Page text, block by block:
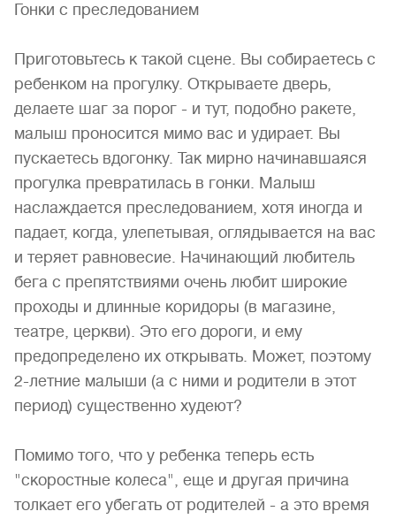
Гонки с преследованием
Приготовьтесь к такой сцене. Вы собираетесь с
ребенком на прогулку. Открываете дверь,
делаете шаг за порог - и тут, подобно ракете,
малыш проносится мимо вас и удирает. Вы
пускаетесь вдогонку. Так мирно начинавшаяся
прогулка превратилась в гонки. Малыш
наслаждается преследованием, хотя иногда и
падает, когда, улепетывая, оглядывается на вас
и теряет равновесие. Начинающий любитель
бега с препятствиями очень любит широкие
проходы и длинные коридоры (в магазине,
театре, церкви). Это его дороги, и ему
предопределено их открывать. Может, поэтому
2-летние малыши (а с ними и родители в этот
период) существенно худеют?
Помимо того, что у ребенка теперь есть
"скоростные колеса", еще и другая причина
толкает его убегать от родителей - а это время